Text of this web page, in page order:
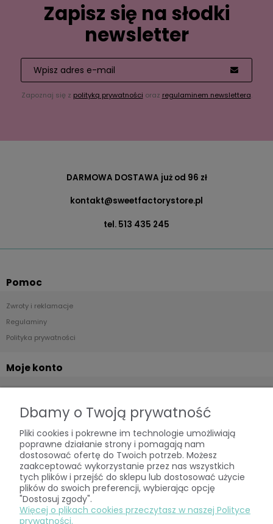
Zapisz się na słodki
newsletter
Zapoznaj się z polityką prywatności oraz regulaminem newslettera.
DARMOWA DOSTAWA już od 96 zł
kontakt@sweetfactorystore.pl
tel. 513 435 245
Pomoc
Zwroty i reklamacje
Regulaminy
Polityka prywatności
Moje konto
Ustawienia konta
Płatności i dostawa
Formy płatności
Czas i koszt realizacji zamówienia
Dbamy o Twoją prywatność
Pliki cookies i pokrewne im technologie umożliwiają
poprawne działanie strony i pomagają nam
dostosować ofertę do Twoich potrzeb. Możesz
zaakceptować wykorzystanie przez nas wszystkich
tych plików i przejść do sklepu lub dostosować użycie
plików do swoich preferencji, wybierając opcję
"Dostosuj zgody".
Więcej o plikach cookies przeczytasz w naszej Polityce
prywatności.